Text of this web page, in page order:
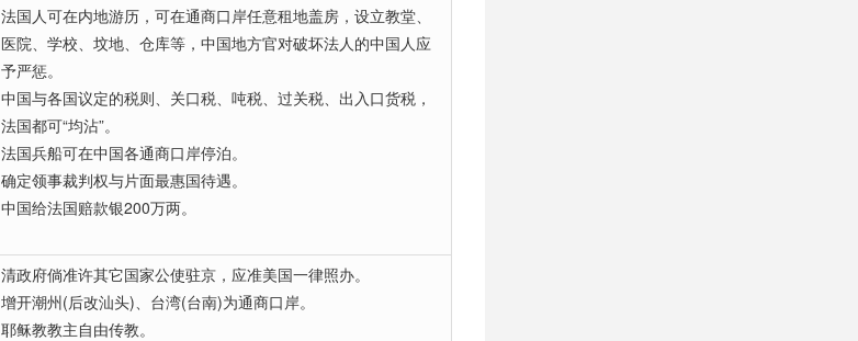
法国人可在内地游历，可在通商口岸任意租地盖房，设立教堂、
医院、学校、坟地、仓库等，中国地方官对破坏法人的中国人应
予严惩。
中国与各国议定的税则、关口税、吨税、过关税、出入口货税，
法国都可“均沾”。
法国兵船可在中国各通商口岸停泊。
确定领事裁判权与片面最惠国待遇。
中国给法国赔款银200万两。
清政府倘准许其它国家公使驻京，应准美国一律照办。
增开潮州(后改汕头)、台湾(台南)为通商口岸。
耶稣教教主自由传教。